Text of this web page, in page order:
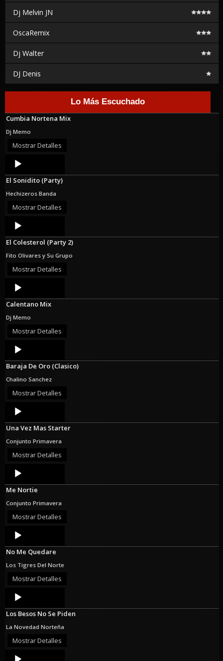
Dj Melvin JN
OscaRemix
Dj Walter
DJ Denis
Lo Más Escuchado
Cumbia Nortena Mix
Dj Memo
Mostrar Detalles
Audio
Player
El Sonidito (Party)
Hechizeros Banda
Mostrar Detalles
Audio
Player
El Colesterol (Party 2)
Fito Olivares y Su Grupo
Mostrar Detalles
Audio
Player
Calentano Mix
Dj Memo
Mostrar Detalles
Audio
Player
Baraja De Oro (Clasico)
Chalino Sanchez
Mostrar Detalles
Audio
Player
Una Vez Mas Starter
Conjunto Primavera
Mostrar Detalles
Audio
Player
Me Nortie
Conjunto Primavera
Mostrar Detalles
Audio
Player
No Me Quedare
Los Tigres Del Norte
Mostrar Detalles
Audio
Player
Los Besos No Se Piden
La Novedad Norteña
Mostrar Detalles
Audio